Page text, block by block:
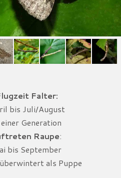
Falter:
bis Juli/August
Generation
Raupe:
bis September
als Puppe